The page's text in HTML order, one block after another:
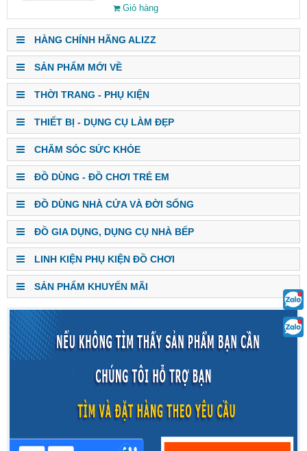
Giỏ hàng
HÀNG CHÍNH HÃNG ALIZZ
SẢN PHẨM MỚI VỀ
THỜI TRANG - PHỤ KIỆN
THIẾT BỊ - DỤNG CỤ LÀM ĐẸP
CHĂM SÓC SỨC KHỎE
ĐỒ DÙNG - ĐỒ CHƠI TRẺ EM
ĐỒ DÙNG NHÀ CỬA VÀ ĐỜI SỐNG
ĐỒ GIA DỤNG, DỤNG CỤ NHÀ BẾP
LINH KIỆN PHỤ KIỆN ĐỒ CHƠI
SẢN PHẨM KHUYẾN MÃI